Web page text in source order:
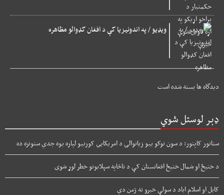
ویډیو / په اندونیزیا کې د افغان کډوالو مظاهره
دیدگاه ها بسته شده است
ډېر لوستل شوي
سناتور کاپتور: د سون توکو بیو زیاتوالی د امریکایي کورنیو لپاره یوه جدي ستونزه ده
د ختیځ او شمال ختیځ افغانستان کې د ناڅاپه سېلابونو خطر لوړ شوی
کابل او اسلام اباد د سولې خبرو ته ژمن دي